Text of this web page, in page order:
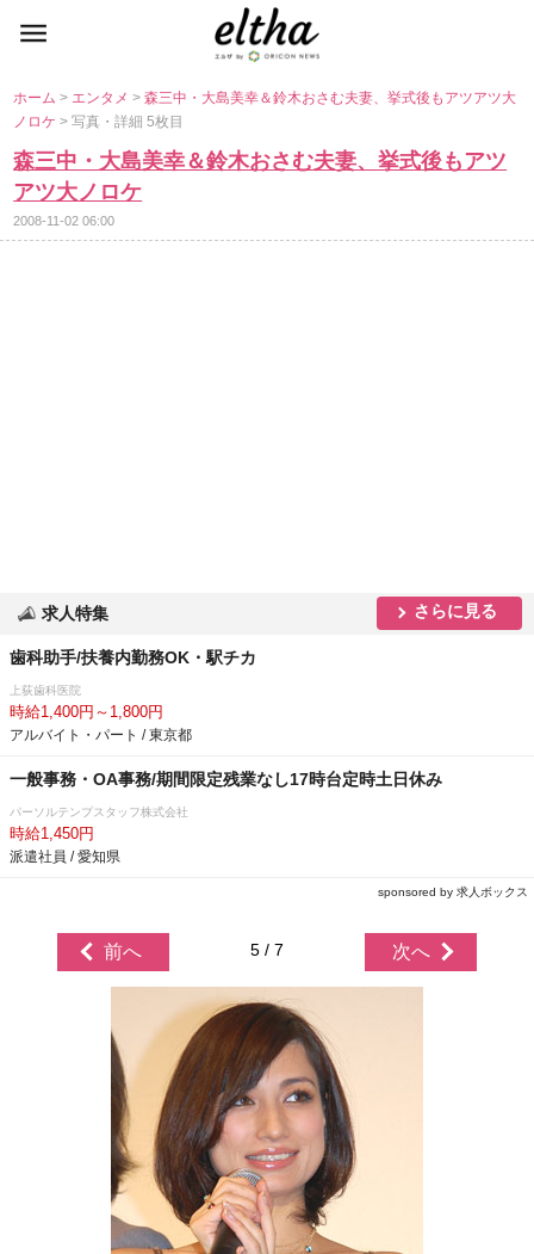
ホーム> エンタメ>森三中・大島美幸＆鈴木おさむ夫妻、挙式後もアツアツ大
ノロケ> 写真・詳細 5枚目
森三中・大島美幸＆鈴木おさむ夫妻、挙式後もアツ
アツ大ノロケ
2008-11-02 06:00
求人特集 さらに見る
歯科助手/扶養内勤務OK・駅チカ
上荻歯科医院
時給1,400円～1,800円
アルバイト・パート / 東京都
一般事務・OA事務/期間限定残業なし17時台定時土日休み
パーソルテンプスタッフ株式会社
時給1,450円
派遣社員 / 愛知県
sponsored by 求人ボックス
前へ 5 / 7 次へ